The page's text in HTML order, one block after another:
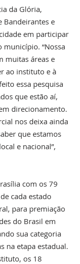
da Glória,
Bandeirantes e
em participar
município. “Nossa
muitas áreas e
ao instituto e à
essa pesquisa
que estão aí,
direcionamento.
nos deixa ainda
que estamos
e nacional”,
com os 79
cada estado
para premiação
do Brasil em
sua categoria
na etapa estadual.
os 18